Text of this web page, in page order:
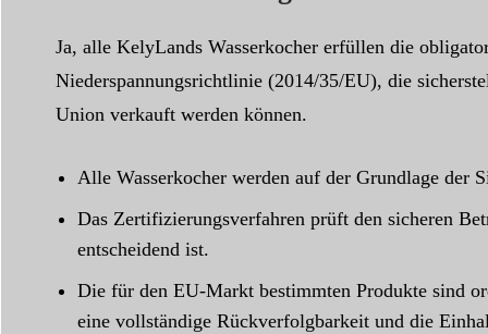
Ja, alle KelyLands Wasserkocher erfüllen die
Niederspannungsrichtlinie (2014/35/EU), die
Union verkauft werden können.
Alle Wasserkocher werden auf der Grundlage der
Das Zertifizierungsverfahren prüft den sicheren
entscheidend ist.
Die für den EU-Markt bestimmten Produkte sind
eine vollständige Rückverfolgbarkeit und die